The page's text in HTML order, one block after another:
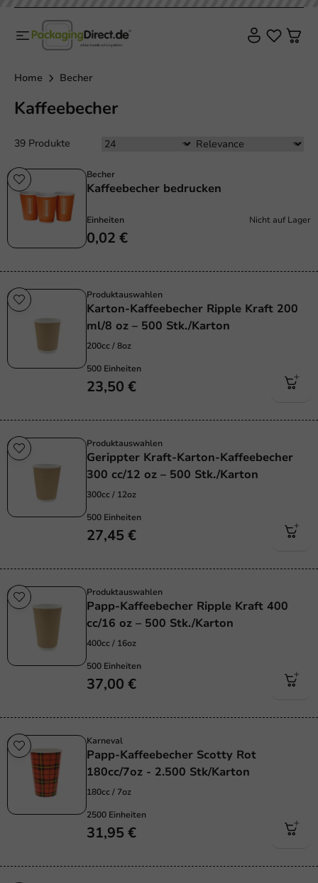
Home Becher
Kaffeebecher
39 Produkte
Becher
Kaffeebecher bedrucken
Einheiten
0,02 €
Nicht auf Lager
Produktauswahlen
Karton-Kaffeebecher Ripple Kraft 200
ml/8 oz – 500 Stk./Karton
200cc / 8oz
500 Einheiten
23,50 €
Produktauswahlen
Gerippter Kraft-Karton-Kaffeebecher
300 cc/12 oz – 500 Stk./Karton
300cc / 12oz
500 Einheiten
27,45 €
Produktauswahlen
Papp-Kaffeebecher Ripple Kraft 400
cc/16 oz – 500 Stk./Karton
400cc / 16oz
500 Einheiten
37,00 €
Karneval
Papp-Kaffeebecher Scotty Rot
180cc/7oz - 2.500 Stk/Karton
180cc / 7oz
2500 Einheiten
31,95 €